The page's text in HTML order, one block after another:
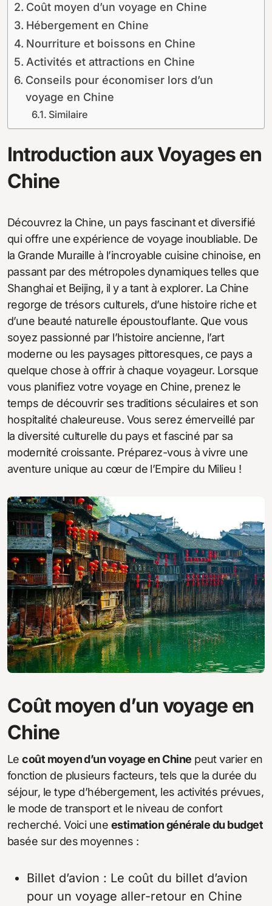
Coût moyen d’un voyage en Chine
Hébergement en Chine
Nourriture et boissons en Chine
Activités et attractions en Chine
Conseils pour économiser lors d’un
voyage en Chine
Similaire
Introduction aux Voyages en
Chine
Découvrez la Chine, un pays fascinant et diversifié
qui offre une expérience de voyage inoubliable. De
la Grande Muraille à l’incroyable cuisine chinoise, en
passant par des métropoles dynamiques telles que
Shanghai et Beijing, il y a tant à explorer. La Chine
regorge de trésors culturels, d’une histoire riche et
d’une beauté naturelle époustouflante. Que vous
soyez passionné par l’histoire ancienne, l’art
moderne ou les paysages pittoresques, ce pays a
quelque chose à offrir à chaque voyageur. Lorsque
vous planifiez votre voyage en Chine, prenez le
temps de découvrir ses traditions séculaires et son
hospitalité chaleureuse. Vous serez émerveillé par
la diversité culturelle du pays et fasciné par sa
modernité croissante. Préparez-vous à vivre une
aventure unique au cœur de l’Empire du Milieu !
Coût moyen d’un voyage en
Chine
Lecoût moyen d’un voyage en Chine peut varier en
fonction de plusieurs facteurs, tels que la durée du
séjour, le type d’hébergement, les activités prévues,
le mode de transport et le niveau de confort
recherché. Voici une estimation générale du budget
basée sur des moyennes :
Billet d’avion : Le coût du billet d’avion
pour un voyage aller-retour en Chine